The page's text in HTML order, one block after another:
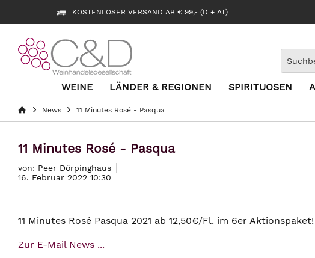
KOSTENLOSER VERSAND AB € 99,- (D + AT)
WEINE LÄNDER & REGIONEN SPIRITUOSEN
News 11 Minutes Rosé - Pasqua
11 Minutes Rosé - Pasqua
von: Peer Dörpinghaus
16. Februar 2022 10:30
11 Minutes Rosé Pasqua 2021 ab 12,50€/Fl. im 6er Aktionspaket!
Zur E-Mail News ...